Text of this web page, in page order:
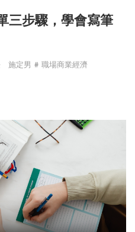
三步驟，學會寫筆
施定男 # 職場商業經濟